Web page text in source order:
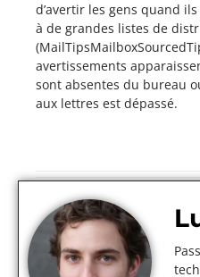
d’avertir les gens quand
à de grandes listes de
avertissements
sont absentes du bureau
aux lettres est dépassé.